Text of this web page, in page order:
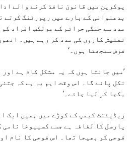
یوکرین میں قانون نافذ کرنے والے
بدعنوانی کے بارے میں رپورٹنگ کرتے
مدد سے جنگی جرائم کے مرتکب افراد
تفتیش کاروں کی مدد کر رہے ہیں۔
فرض سمجھتا ہوں۔‘
’میں جانتا ہوں کہ یہ مشکل کام ہے
نکل پائے گا۔ اس وقت اہم یہ ہے کہ
یکجا کر لیا جائے۔‘
ریڈیئنٹ کیمپ کے کوڑے میں ہمیں ایک
پارسل کا لفافہ ہے جسے کسییوخا نامی
فوجی کو بھیجا تھا۔ اس فوجی کا نام